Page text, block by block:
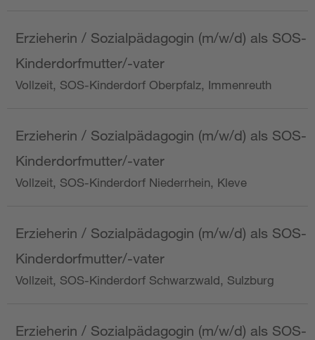
Erzieherin / Sozialpädagogin (m/w/d) als SOS-
Kinderdorfmutter/-vater
Vollzeit, SOS-Kinderdorf Oberpfalz, Immenreuth
Erzieherin / Sozialpädagogin (m/w/d) als SOS-
Kinderdorfmutter/-vater
Vollzeit, SOS-Kinderdorf Niederrhein, Kleve
Erzieherin / Sozialpädagogin (m/w/d) als SOS-
Kinderdorfmutter/-vater
Vollzeit, SOS-Kinderdorf Schwarzwald, Sulzburg
Erzieherin / Sozialpädagogin (m/w/d) als SOS-